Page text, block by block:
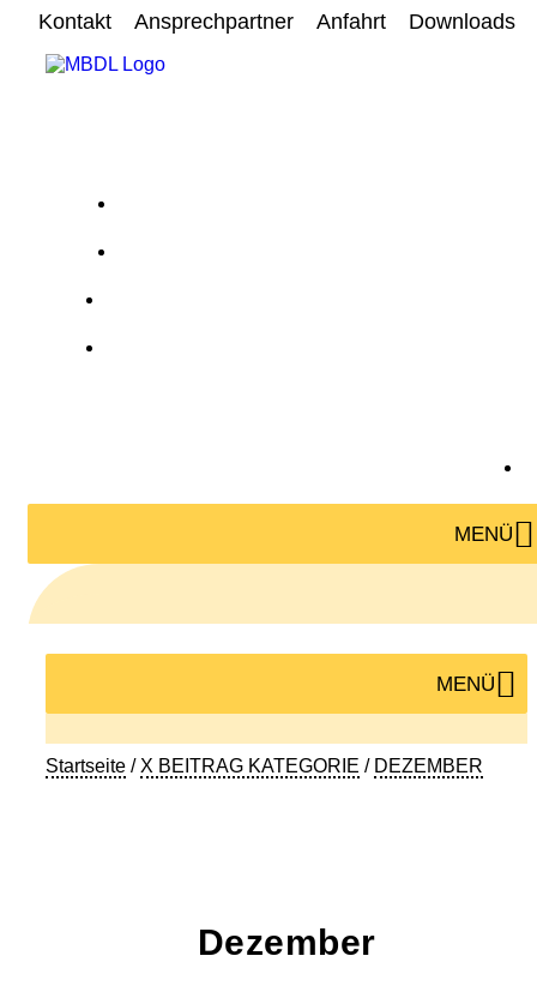
Kontakt Ansprechpartner Anfahrt Downloads
MENÜ
MENÜ
Startseite / X BEITRAG KATEGORIE / DEZEMBER
Dezember